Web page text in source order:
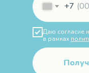
+7
Даю согласие
в рамках